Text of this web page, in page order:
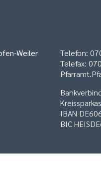
Weiler
Telefon:
Telefax:
IBAN
BIC